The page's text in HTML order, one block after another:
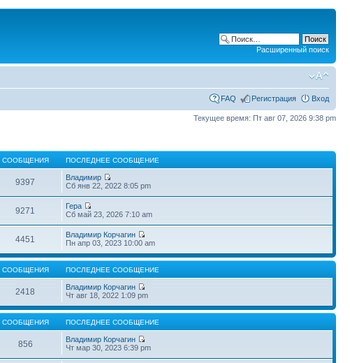
Расширенный поиск
FAQ Регистрация Вход
Текущее время: Пт авг 07, 2026 9:38 pm
СООБЩЕНИЯ ПОСЛЕДНЕЕ СООБЩЕНИЕ
9397
Владимир
Сб янв 22, 2022 8:05 pm
9271
Гера
Сб май 23, 2026 7:10 am
4451
Владимир Корчагин
Пн апр 03, 2023 10:00 am
СООБЩЕНИЯ ПОСЛЕДНЕЕ СООБЩЕНИЕ
2418
Владимир Корчагин
Чт авг 18, 2022 1:09 pm
СООБЩЕНИЯ ПОСЛЕДНЕЕ СООБЩЕНИЕ
856
Владимир Корчагин
Чт мар 30, 2023 6:39 pm